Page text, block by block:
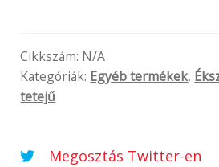
Cikkszám: N/A
Kategóriák: Egyéb termékek,
tetejű
Megosztás Twitter-en